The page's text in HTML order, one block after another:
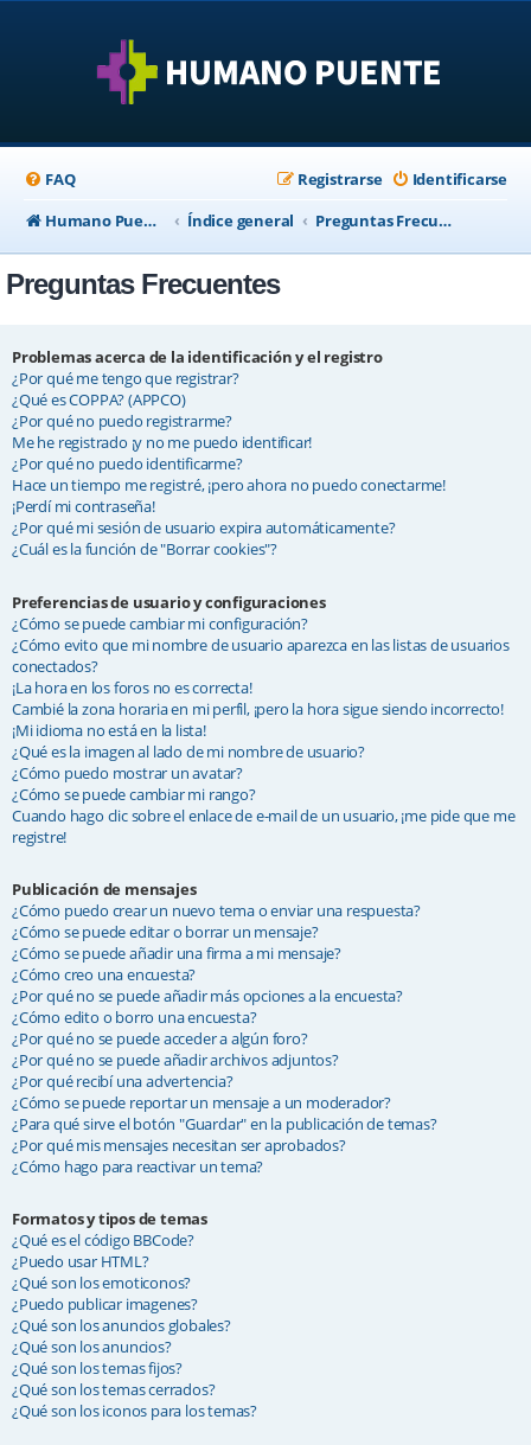
FAQ Identificarse
Registrarse
Humano Puente Empresas
Índice general Preguntas Frecuentes
Preguntas Frecuentes
Problemas acerca de la identificación y el registro
¿Por qué me tengo que registrar?
¿Qué es COPPA? (APPCO)
¿Por qué no puedo registrarme?
Me he registrado ¡y no me puedo identificar!
¿Por qué no puedo identificarme?
Hace un tiempo me registré, ¡pero ahora no puedo conectarme!
¡Perdí mi contraseña!
¿Por qué mi sesión de usuario expira automáticamente?
¿Cuál es la función de "Borrar cookies"?
Preferencias de usuario y configuraciones
¿Cómo se puede cambiar mi configuración?
¿Cómo evito que mi nombre de usuario aparezca en las listas de usuarios
conectados?
¡La hora en los foros no es correcta!
Cambié la zona horaria en mi perfil, ¡pero la hora sigue siendo incorrecto!
¡Mi idioma no está en la lista!
¿Qué es la imagen al lado de mi nombre de usuario?
¿Cómo puedo mostrar un avatar?
¿Cómo se puede cambiar mi rango?
Cuando hago clic sobre el enlace de e-mail de un usuario, ¡me pide que me
registre!
Publicación de mensajes
¿Cómo puedo crear un nuevo tema o enviar una respuesta?
¿Cómo se puede editar o borrar un mensaje?
¿Cómo se puede añadir una firma a mi mensaje?
¿Cómo creo una encuesta?
¿Por qué no se puede añadir más opciones a la encuesta?
¿Cómo edito o borro una encuesta?
¿Por qué no se puede acceder a algún foro?
¿Por qué no se puede añadir archivos adjuntos?
¿Por qué recibí una advertencia?
¿Cómo se puede reportar un mensaje a un moderador?
¿Para qué sirve el botón "Guardar" en la publicación de temas?
¿Por qué mis mensajes necesitan ser aprobados?
¿Cómo hago para reactivar un tema?
Formatos y tipos de temas
¿Qué es el código BBCode?
¿Puedo usar HTML?
¿Qué son los emoticonos?
¿Puedo publicar imagenes?
¿Qué son los anuncios globales?
¿Qué son los anuncios?
¿Qué son los temas fijos?
¿Qué son los temas cerrados?
¿Qué son los iconos para los temas?